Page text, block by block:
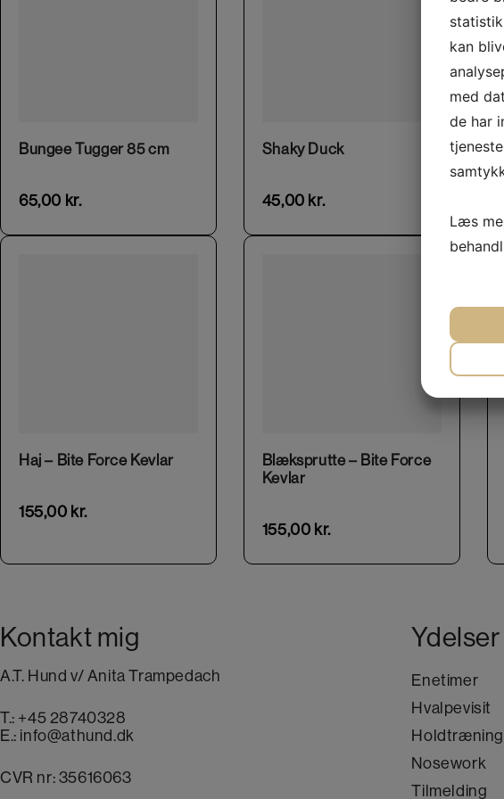
Bungee Tugger 85 cm
65,00 kr.
Shaky Duck
45,00 kr.
Haj – Bite Force Kevlar
155,00 kr.
Blæksprutte – Bite Force
Kevlar
155,00 kr.
Kontakt mig
A.T. Hund v/ Anita Trampedach
T.: +45 28740328
E.: info@athund.dk
CVR nr: 35616063
Enetimer
Hvalpevisit
Holdtræning
Nosework
Tilmelding
kan
med
de har
Læs